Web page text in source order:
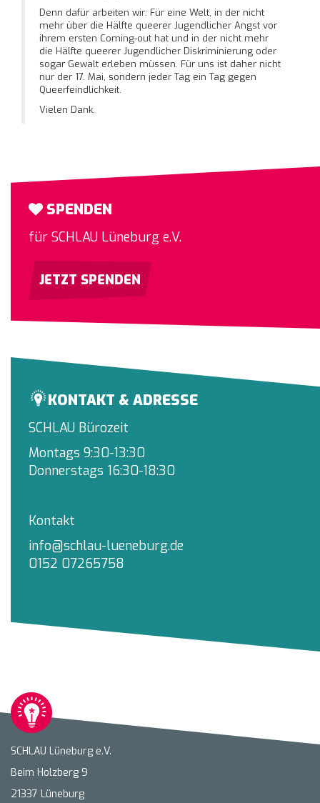
Denn dafür arbeiten wir: Für eine Welt, in der nicht
mehr über die Hälfte queerer Jugendlicher Angst vor
ihrem ersten Coming-out hat und in der nicht mehr
die Hälfte queerer Jugendlicher Diskriminierung oder
sogar Gewalt erleben müssen. Für uns ist daher nicht
nur der 17. Mai, sondern jeder Tag ein Tag gegen
Queerfeindlichkeit.
Vielen Dank.
SPENDEN
für SCHLAU Lüneburg e.V.
JETZT SPENDEN
KONTAKT & ADRESSE
SCHLAU Bürozeit
Montags 9:30-13:30
Donnerstags 16:30-18:30
Kontakt
info@schlau-lueneburg.de
0152 07265758
SCHLAU Lüneburg e.V.
Beim Holzberg 9
21337 Lüneburg